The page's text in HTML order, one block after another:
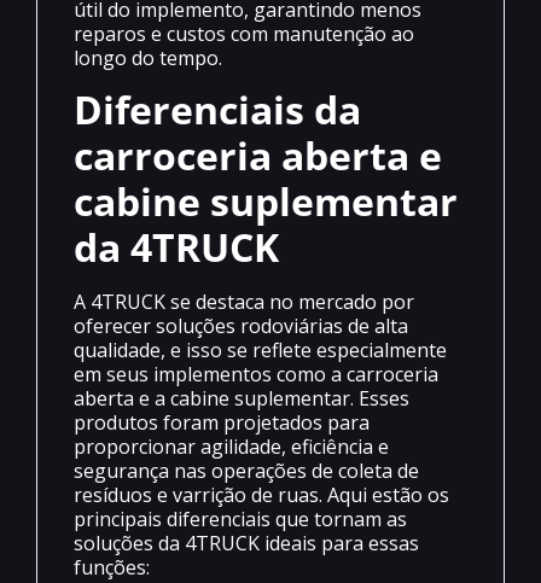
útil do implemento, garantindo menos
reparos e custos com manutenção ao
longo do tempo.
Diferenciais da
carroceria aberta e
cabine suplementar
da 4TRUCK
A 4TRUCK se destaca no mercado por
oferecer soluções rodoviárias de alta
qualidade, e isso se reflete especialmente
em seus implementos como a carroceria
aberta e a cabine suplementar. Esses
produtos foram projetados para
proporcionar agilidade, eficiência e
segurança nas operações de coleta de
resíduos e varrição de ruas. Aqui estão os
principais diferenciais que tornam as
soluções da 4TRUCK ideais para essas
funções: